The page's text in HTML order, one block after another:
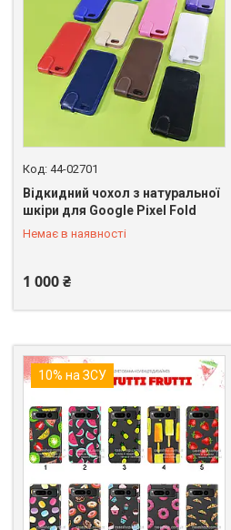
44-02701
Відкидний чохол з натуральної
шкіри для Google Pixel Fold
Немає в наявності
1 000 ₴
10% на ЗСУ